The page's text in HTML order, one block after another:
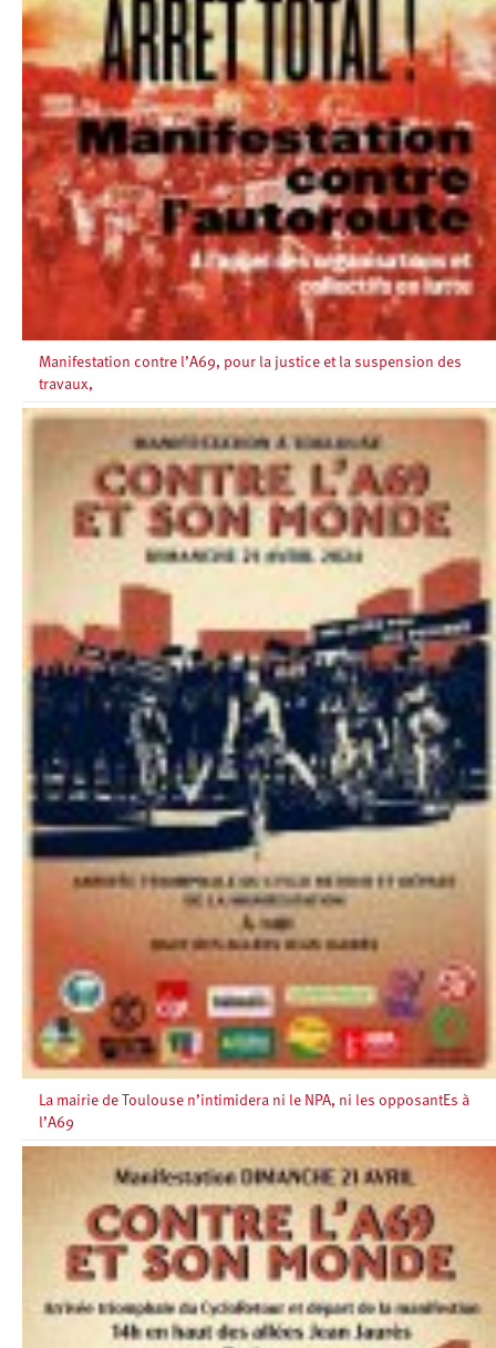
Manifestation contre l’A69, pour la justice et la suspension des
travaux,
La mairie de Toulouse n’intimidera ni le NPA, ni les opposantEs à
l’A69